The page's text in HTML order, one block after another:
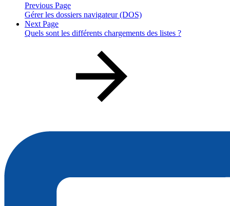
Previous Page
Gérer les dossiers navigateur (DOS)
Next Page
Quels sont les différents chargements des listes ?